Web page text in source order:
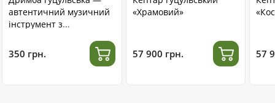
автентичний музичний
інструмент з
350 грн.
«Храмовий»
57 900 грн. 57